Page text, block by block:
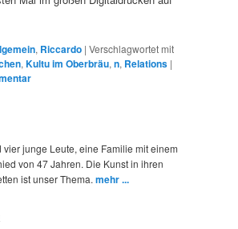
, Riccardo |Verschlagwortet mit
,Kultu im Oberbräu,n, Relations |
junge Leute, eine Familie mit einem
von 47 Jahren. Die Kunst in ihren
ist unser Thema.mehr ...